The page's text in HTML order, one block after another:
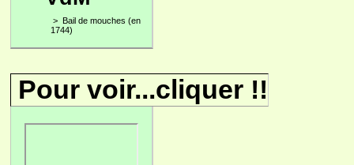
> Bail de mouches (en
1744)
Pour voir...cliquer !!